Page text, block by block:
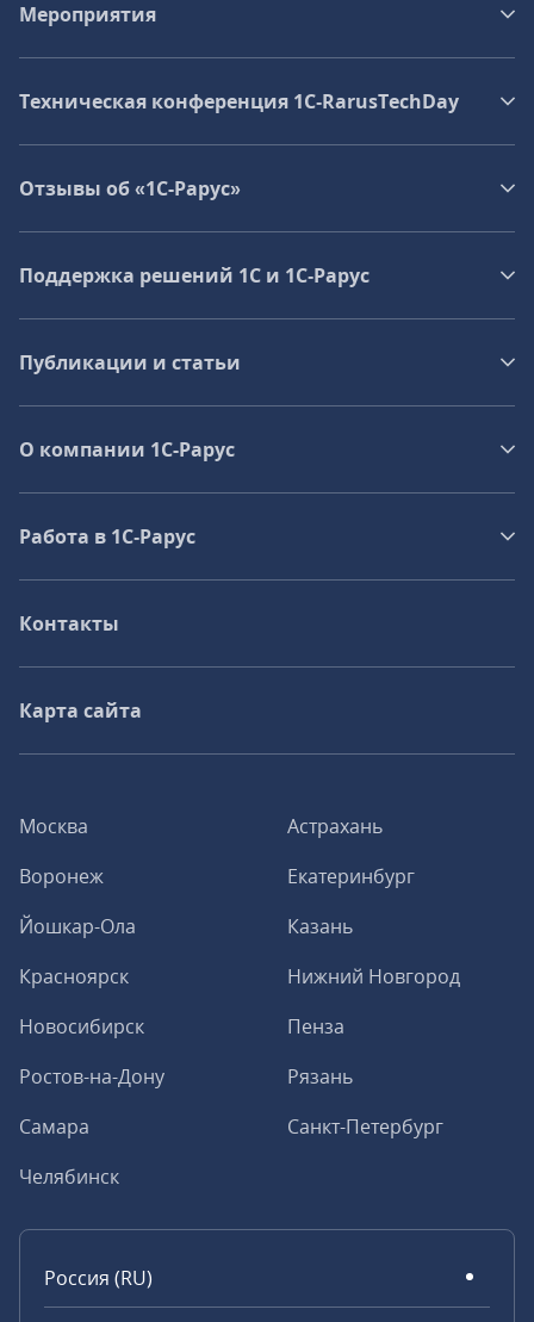
Москва
Астрахань
Воронеж
Екатеринбург
Йошкар-Ола
Казань
Красноярск
Нижний Новгород
Новосибирск
Пенза
Ростов-на-Дону
Рязань
Самара
Санкт-Петербург
Челябинск
Россия (RU)
Мероприятия
Техническая конференция 1C‑RarusTechDay
Отзывы об «1С-Рарус»
Поддержка решений 1С и 1С‑Рарус
Публикации и статьи
О компании 1C-Рарус
Работа в 1С‑Рарус
Контакты
Карта сайта